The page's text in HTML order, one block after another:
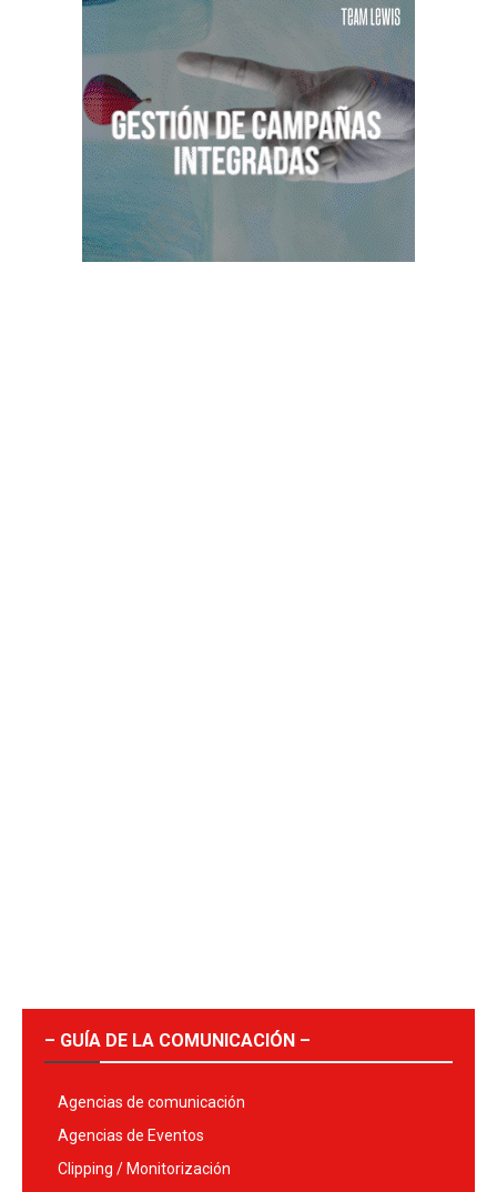
– GUÍA DE LA COMUNICACIÓN –
Agencias de comunicación
Agencias de Eventos
Clipping / Monitorización